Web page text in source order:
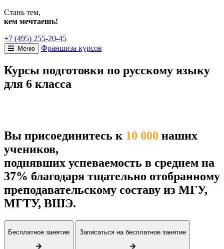
Стань тем,
кем мечтаешь!
+7 (495) 255-20-45
Меню Франшиза курсов
Курсы подготовки по русскому языку
для 6 класса
Вы присоединитесь к 10 000 наших
учеников,
поднявших успеваемость в среднем на
37% благодаря тщательно отобранному
преподавательскому составу из МГУ,
МГТУ, ВШЭ.
Бесплатное занятие Записаться на бесплатное занятие